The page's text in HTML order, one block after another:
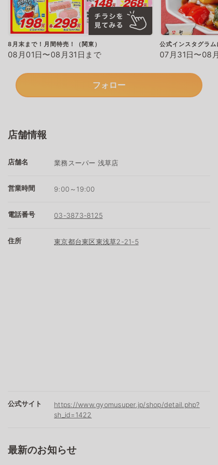
8月末まで！月間特売！（関東）
08月01日〜08月31日まで
公式インスタグラ
07月31日〜08
フォロー
店舗情報
店舗名 業務スーパー 浅草店
営業時間 9:00～19:00
電話番号 03-3873-8125
住所 東京都台東区東浅草2-21-5
公式サイト
https://www.gyomusuper.jp/shop/detail.php?
sh_id=1422
最新のお知らせ